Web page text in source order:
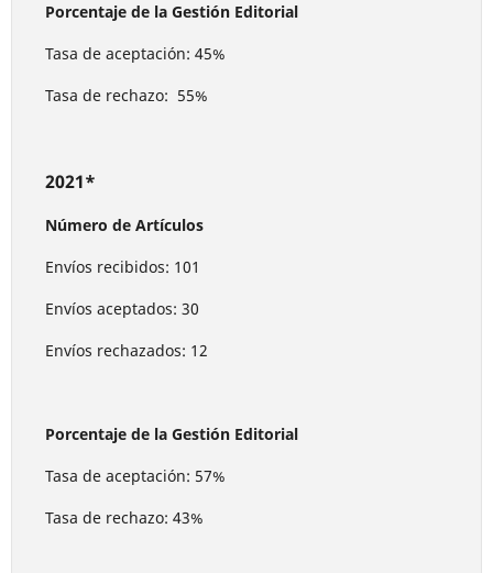
Porcentaje de la Gestión Editorial
Tasa de aceptación: 45%
Tasa de rechazo: 55%
2021*
Número de Artículos
Envíos recibidos: 101
Envíos aceptados: 30
Envíos rechazados: 12
Porcentaje de la Gestión Editorial
Tasa de aceptación: 57%
Tasa de rechazo: 43%